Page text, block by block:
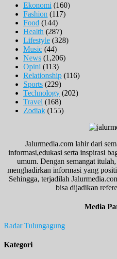
Ekonomi (160)
Fashion (117)
Food (144)
Health (287)
Lifestyle (328)
Music (44)
News (1,206)
Opini (113)
Relationship (116)
Sports (229)
Technology (202)
Travel (168)
Zodiak (155)
Jalurmedia.com lahir dari
informasi,edukasi serta inspirasi
umum. Dengan semangat
menghadirkan informasi yang
Sehingga, terjadilah
bisa dijadikan
Media
Radar Tulungagung
Kategori